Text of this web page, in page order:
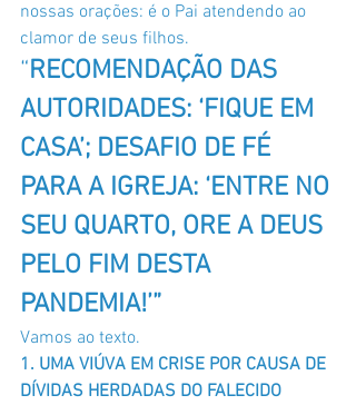
nossas orações: é o Pai atendendo ao
clamor de seus filhos.
“RECOMENDAÇÃO DAS
AUTORIDADES: ‘FIQUE EM
CASA’; DESAFIO DE FÉ
PARA A IGREJA: ‘ENTRE NO
SEU QUARTO, ORE A DEUS
PELO FIM DESTA
PANDEMIA!’”
Vamos ao texto.
1. UMA VIÚVA EM CRISE POR CAUSA DE
DÍVIDAS HERDADAS DO FALECIDO